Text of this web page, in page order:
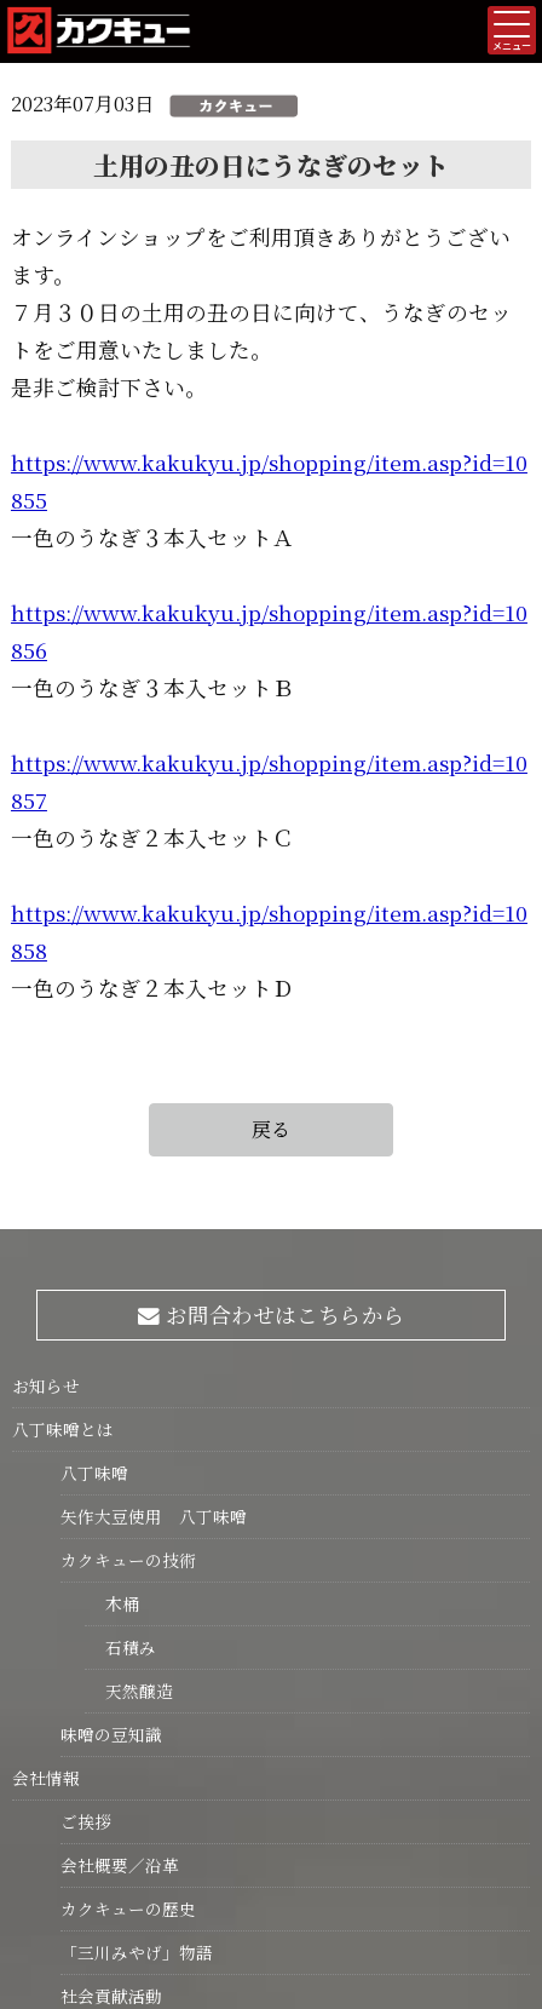
メニュー
2023年07月03日
土用の丑の日にうなぎのセット
オンラインショップをご利用頂きありがとうござい
ます。
７月３０日の土用の丑の日に向けて、うなぎのセッ
トをご用意いたしました。
是非ご検討下さい。
https://www.kakukyu.jp/shopping/item.asp?id=10
855
一色のうなぎ３本入セットＡ
https://www.kakukyu.jp/shopping/item.asp?id=10
856
一色のうなぎ３本入セットＢ
https://www.kakukyu.jp/shopping/item.asp?id=10
857
一色のうなぎ２本入セットＣ
https://www.kakukyu.jp/shopping/item.asp?id=10
858
一色のうなぎ２本入セットＤ
戻る
お問合わせはこちらから
お知らせ
八丁味噌とは
八丁味噌
矢作大豆使用 八丁味噌
カクキューの技術
木桶
石積み
天然醸造
味噌の豆知識
会社情報
ご挨拶
会社概要／沿革
カクキューの歴史
「三川みやげ」物語
社会貢献活動